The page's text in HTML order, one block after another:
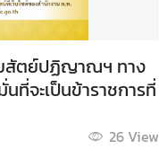
สัตย์ปฏิญาณฯ ทาง
ที่จะเป็นข้าราชการที่
26 View